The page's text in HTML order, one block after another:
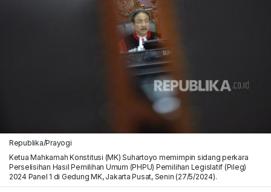
Republika/Prayogi
Ketua Mahkamah Konstitusi (MK) Suhartoyo memimpin sidang perkara
Perselisihan Hasil Pemilihan Umum (PHPU) Pemilihan Legislatif (Pileg)
2024 Panel 1 di Gedung MK, Jakarta Pusat, Senin (27/5/2024).